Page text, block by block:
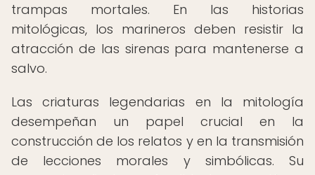
trampas mortales. En las historias
mitológicas, los marineros deben resistir la
atracción de las sirenas para mantenerse a
salvo.
Las criaturas legendarias en la mitología
desempeñan un papel crucial en la
construcción de los relatos y en la transmisión
de lecciones morales y simbólicas. Su